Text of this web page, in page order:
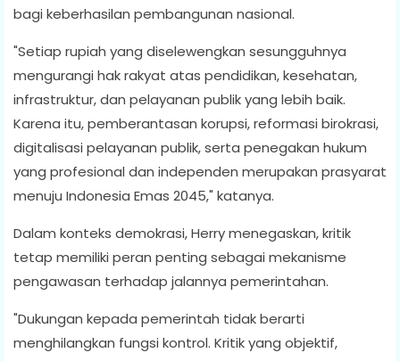
bagi keberhasilan pembangunan nasional.
"Setiap rupiah yang diselewengkan sesungguhnya
mengurangi hak rakyat atas pendidikan, kesehatan,
infrastruktur, dan pelayanan publik yang lebih baik.
Karena itu, pemberantasan korupsi, reformasi birokrasi,
digitalisasi pelayanan publik, serta penegakan hukum
yang profesional dan independen merupakan prasyarat
menuju Indonesia Emas 2045," katanya.
Dalam konteks demokrasi, Herry menegaskan, kritik
tetap memiliki peran penting sebagai mekanisme
pengawasan terhadap jalannya pemerintahan.
"Dukungan kepada pemerintah tidak berarti
menghilangkan fungsi kontrol. Kritik yang objektif,